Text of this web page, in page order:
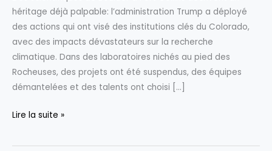
héritage déjà palpable: l’administration Trump a déployé
des actions qui ont visé des institutions clés du Colorado,
avec des impacts dévastateurs sur la recherche
climatique. Dans des laboratoires nichés au pied des
Rocheuses, des projets ont été suspendus, des équipes
démantelées et des talents ont choisi […]
Au
l’héritage
Lire la suite »